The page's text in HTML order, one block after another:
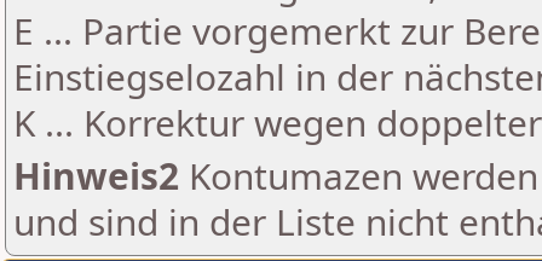
E ... Partie vorgemerkt zur
Einstiegselozahl in der
K ... Korrektur wegen
Hinweis2 Kontumazen
und sind in der Liste nicht